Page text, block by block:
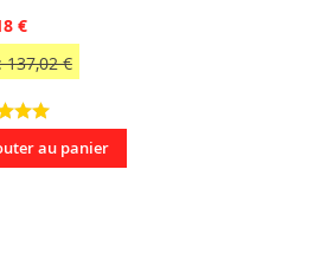
€
137,02 €
au panier